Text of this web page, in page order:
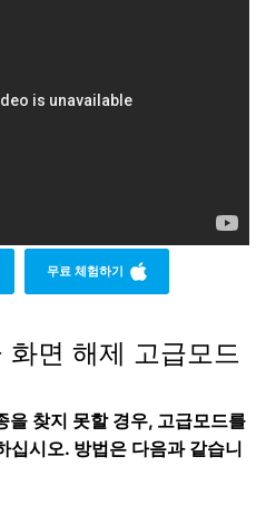
무료 체험하기
면 해제 고급모드
찾지 못할 경우, 고급모드를
십시오. 방법은 다음과 같습니